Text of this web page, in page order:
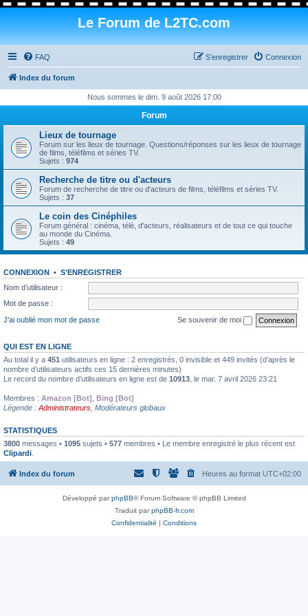
Le Forum de L2TC.com
FAQ Connexion
S’enregistrer
Index du forum
Nous sommes le dim. 9 août 2026 17:00
Forum
Lieux de tournage
Forum sur les lieux de tournage. Questions/réponses sur les lieux de tournage
de films, téléfilms et séries TV.
Sujets : 974
Recherche de titre ou d'acteurs
Forum de recherche de titre ou d'acteurs de films, téléfilms et séries TV.
Sujets : 37
Le coin des Cinéphiles
Forum général : cinéma, télé, d'acteurs, réalisateurs et de tout ce qui touche
au monde du Cinéma.
Sujets : 49
CONNEXION • S’ENREGISTRER
Nom d’utilisateur :
Mot de passe :
J’ai oublié mon mot de passe
Se souvenir de moi
QUI EST EN LIGNE
Au total il y a 451 utilisateurs en ligne : 2 enregistrés, 0 invisible et 449 invités (d’après le
nombre d’utilisateurs actifs ces 15 dernières minutes)
Le record du nombre d’utilisateurs en ligne est de 10913 , le mar. 7 avril 2026 23:21
Membres : Amazon [Bot] Bing [Bot]
Légende : Administrateurs Modérateurs globaux
STATISTIQUES
3800 messages • 1095 sujets • 577 membres • Le membre enregistré le plus récent est
Clipardi
Index du forum Heures au format UTC+02:00
Développé parphpBB® Forum Software © phpBB Limited
Traduit parphpBB-fr.com
Confidentialité | Conditions